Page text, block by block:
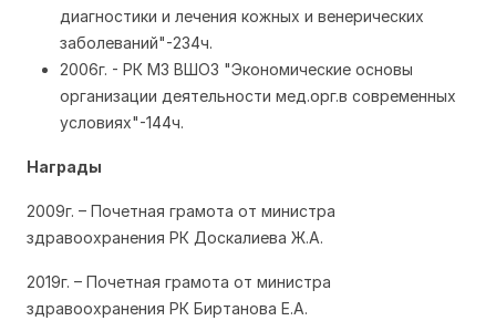
диагностики и лечения кожных и венерических
заболеваний"-234ч.
2006г. - РК МЗ ВШОЗ "Экономические основы
организации деятельности мед.орг.в современных
условиях"-144ч.
Награды
2009г. – Почетная грамота от министра
здравоохранения РК Доскалиева Ж.А.
2019г. – Почетная грамота от министра
здравоохранения РК Биртанова Е.А.